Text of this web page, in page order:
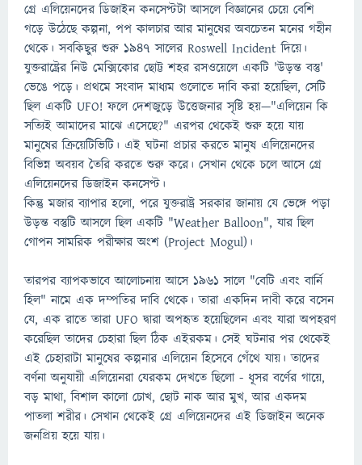
গ্রে এলিয়েনদের ডিজাইন কনসেপ্টটা আসলে বিজ্ঞানের চেয়ে বেশি
গড়ে উঠেছে কল্পনা, পপ কালচার আর মানুষের অবচেতন মনের গহীন
থেকে। সবকিছুর শুরু ১৯৪৭ সালের Roswell Incident দিয়ে।
যুক্তরাষ্ট্রের নিউ মেক্সিকোর ছোট্ট শহর রসওয়েলে একটি 'উড়ন্ত বস্তু'
ভেঙে পড়ে। প্রথমে সংবাদ মাধ্যম গুলোতে দাবি করা হয়েছিল, সেটি
ছিল একটি UFO! ফলে দেশজুড়ে উত্তেজনার সৃষ্টি হয়—"এলিয়েন কি
সত্যিই আমাদের মাঝে এসেছে?" এরপর থেকেই শুরু হয়ে যায়
মানুষের ক্রিয়েটিভিটি। এই ঘটনা প্রচার করতে মানুষ এলিয়েনদের
বিভিন্ন অবয়ব তৈরি করতে শুরু করে। সেখান থেকে চলে আসে গ্রে
এলিয়েনদের ডিজাইন কনসেপ্ট।
কিন্তু মজার ব্যাপার হলো, পরে যুক্তরাষ্ট্র সরকার জানায় যে ভেঙ্গে পড়া
উড়ন্ত বস্তুটি আসলে ছিল একটি "Weather Balloon", যার ছিল
গোপন সামরিক পরীক্ষার অংশ (Project Mogul)।
তারপর ব্যাপকভাবে আলোচনায় আসে ১৯৬১ সালে "বেটি এবং বার্নি
হিল" নামে এক দম্পতির দাবি থেকে। তারা একদিন দাবী করে বসেন
যে, এক রাতে তারা UFO দ্বারা অপহৃত হয়েছিলেন এবং যারা অপহরণ
করেছিল তাদের চেহারা ছিল ঠিক এইরকম। সেই ঘটনার পর থেকেই
এই চেহারাটা মানুষের কল্পনার এলিয়েন হিসেবে গেঁথে যায়। তাদের
বর্ণনা অনুযায়ী এলিয়েনরা যেরকম দেখতে ছিলো - ধূসর বর্ণের গায়ে,
বড় মাথা, বিশাল কালো চোখ, ছোট নাক আর মুখ, আর একদম
পাতলা শরীর। সেখান থেকেই গ্রে এলিয়েনদের এই ডিজাইন অনেক
জনপ্রিয় হয়ে যায়।